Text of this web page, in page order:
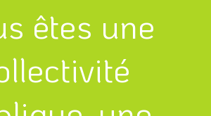
êtes une